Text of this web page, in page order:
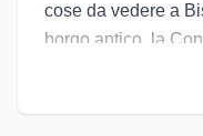
cose da vedere a
borgo antico, la